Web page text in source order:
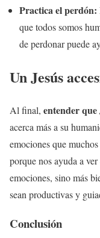
Practica el perdón:
que todos somos
de perdonar puede
UnJesús
Al final, entender que
acerca más a su
emociones que
porque nos ayuda a
emociones, sino más
sean productivas y
Conclusión